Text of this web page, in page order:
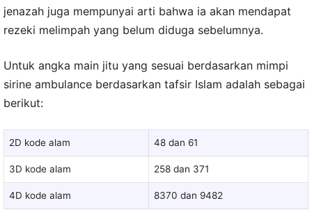
jenazah juga mempunyai arti bahwa ia akan mendapat
rezeki melimpah yang belum diduga sebelumnya.
Untuk angka main jitu yang sesuai berdasarkan mimpi
sirine ambulance berdasarkan tafsir Islam adalah sebagai
berikut:
2D kode alam 48 dan 61
3D kode alam 258 dan 371
4D kode alam 8370 dan 9482